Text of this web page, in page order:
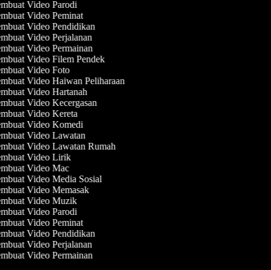
Video Parodi
Video Peminat
Video Pendidikan
Video Perjalanan
Video Permainan
Video Filem Pendek
Video Foto
Video Haiwan Peliharaan
Video Hartanah
Video Kecergasan
Video Kereta
Video Komedi
Video Lawatan
Video Lawatan Rumah
Video Lirik
Video Mac
Video Media Sosial
Video Memasak
Video Muzik
Video Parodi
Video Peminat
Video Pendidikan
Video Perjalanan
Video Permainan